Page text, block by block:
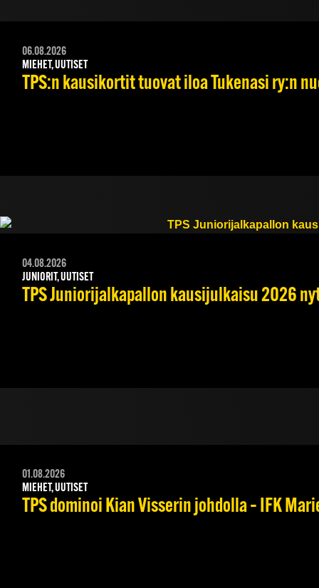
06.08.2026
MIEHET, UUTISET
TPS:n kausikortit tuovat iloa Tukenasi ry:n
04.08.2026
JUNIORIT, UUTISET
TPS Juniorijalkapallon kausijulkaisu 2026
01.08.2026
MIEHET, UUTISET
TPS dominoi Kian Visserin johdolla – IFK